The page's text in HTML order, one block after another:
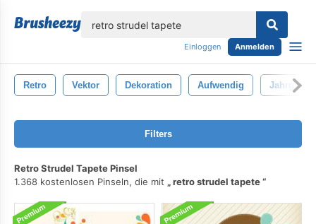
Einloggen Anmelden
Retro Vektor Dekoration Aufwendig Jahrgang
Filters
Retro Strudel Tapete Pinsel
1.368 kostenlosen Pinseln, die mit
retro strudel tapete